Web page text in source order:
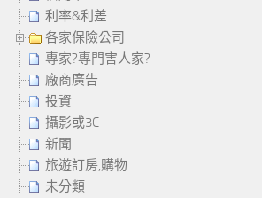
利率&利差
各家保險公司
專家?專門害人家?
廠商廣告
投資
攝影或3C
新聞
旅遊訂房,購物
未分類